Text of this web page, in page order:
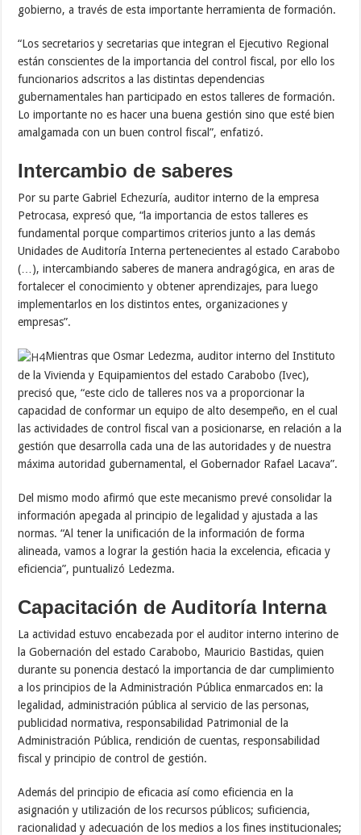
gobierno, a través de esta importante herramienta de formación.
“Los secretarios y secretarias que integran el Ejecutivo Regional
están conscientes de la importancia del control fiscal, por ello los
funcionarios adscritos a las distintas dependencias
gubernamentales han participado en estos talleres de formación.
Lo importante no es hacer una buena gestión sino que esté bien
amalgamada con un buen control fiscal”, enfatizó.
Intercambio de saberes
Por su parte Gabriel Echezuría, auditor interno de la empresa
Petrocasa, expresó que, “la importancia de estos talleres es
fundamental porque compartimos criterios junto a las demás
Unidades de Auditoría Interna pertenecientes al estado Carabobo
(…), intercambiando saberes de manera andragógica, en aras de
fortalecer el conocimiento y obtener aprendizajes, para luego
implementarlos en los distintos entes, organizaciones y
empresas”.
Mientras que Osmar Ledezma, auditor interno del Instituto
de la Vivienda y Equipamientos del estado Carabobo (Ivec),
precisó que, “este ciclo de talleres nos va a proporcionar la
capacidad de conformar un equipo de alto desempeño, en el cual
las actividades de control fiscal van a posicionarse, en relación a la
gestión que desarrolla cada una de las autoridades y de nuestra
máxima autoridad gubernamental, el Gobernador Rafael Lacava”.
Del mismo modo afirmó que este mecanismo prevé consolidar la
información apegada al principio de legalidad y ajustada a las
normas. “Al tener la unificación de la información de forma
alineada, vamos a lograr la gestión hacia la excelencia, eficacia y
eficiencia”, puntualizó Ledezma.
Capacitación de Auditoría Interna
La actividad estuvo encabezada por el auditor interno interino de
la Gobernación del estado Carabobo, Mauricio Bastidas, quien
durante su ponencia destacó la importancia de dar cumplimiento
a los principios de la Administración Pública enmarcados en: la
legalidad, administración pública al servicio de las personas,
publicidad normativa, responsabilidad Patrimonial de la
Administración Pública, rendición de cuentas, responsabilidad
fiscal y principio de control de gestión.
Además del principio de eficacia así como eficiencia en la
asignación y utilización de los recursos públicos; suficiencia,
racionalidad y adecuación de los medios a los fines institucionales;